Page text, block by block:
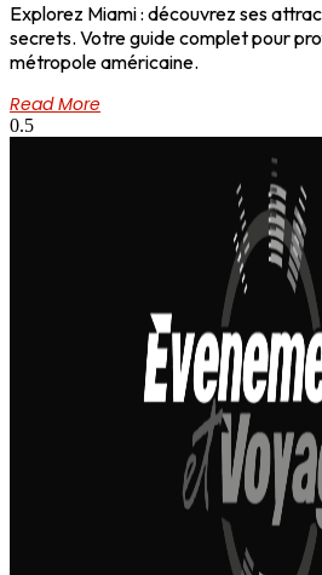
Explorez Miami : découvrez ses
secrets. Votre guide complet pour
métropole américaine.
Read More